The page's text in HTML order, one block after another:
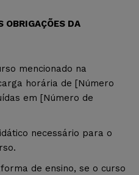
OBRIGAÇÕES DA
mencionado na
horária de [Número
em [Número de
necessário para o
de ensino, se o curso